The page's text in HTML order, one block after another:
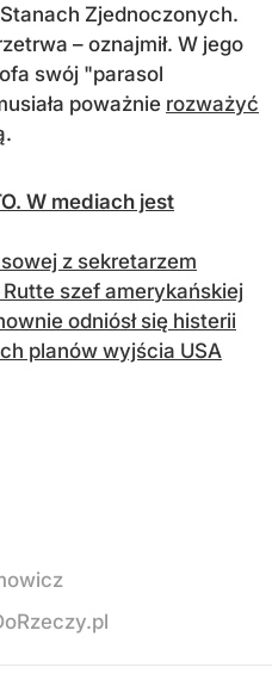
Zjednoczonych.
– oznajmił. W jego
swój "parasol
poważnie rozważyć
.
W mediach jest
z sekretarzem
szef amerykańskiej
odniósł się histerii
planów wyjścia USA